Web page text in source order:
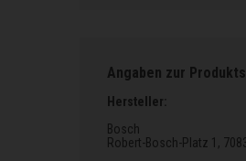
Angaben zur
Hersteller:
Bosch
Robert-Bosch-Platz 1 ,